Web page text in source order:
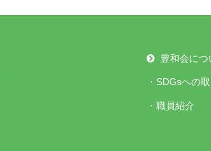
豊和会につ
・ SDGsへの
・ 職員紹介